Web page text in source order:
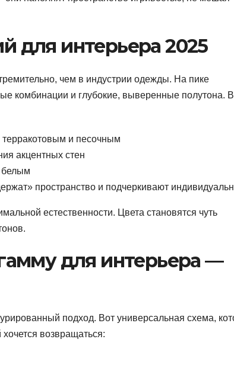
для интерьера 2025
чем в индустрии одежды. На пике
комбинации и глубокие, выверенные полутона.
терракотовым и песочным
акцентных стен
белым
пространство и подчеркивают
естественности. Цвета становятся чуть
для интерьера —
подход. Вот универсальная схема,
возвращаться: